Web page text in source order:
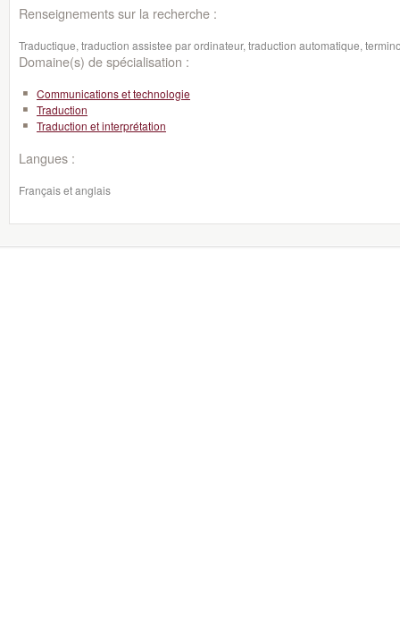
Renseignements sur la recherche :
Traductique, traduction assistee par ordinateur, traduction automatique,
Domaine(s) de spécialisation :
Communications et technologie
Traduction
Traduction et interprétation
Langues :
Français et anglais